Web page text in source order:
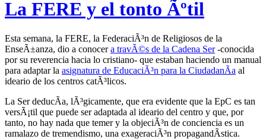
La FERE y el tonto Ãºtil
Esta semana, la FERE, la FederaciÃ³n de Religiosos de la
EnseÃ±anza, dio a conocera travÃ©s de la Cadena Ser-conocida
por su reverencia hacia lo cristiano- que estaban haciendo un manual
para adaptar la asignatura de EducaciÃ³n para la CiudadanÃ­a al
ideario de los centros catÃ³licos.
La Ser deducÃ­a, lÃ³gicamente, que era evidente que la EpC es tan
versÃ¡til que puede ser adaptada al ideario del centro y que, por
tanto, no hay nada que temer y la objeciÃ³n de conciencia es un
ramalazo de tremendismo, una exageraciÃ³n propagandÃ­stica.